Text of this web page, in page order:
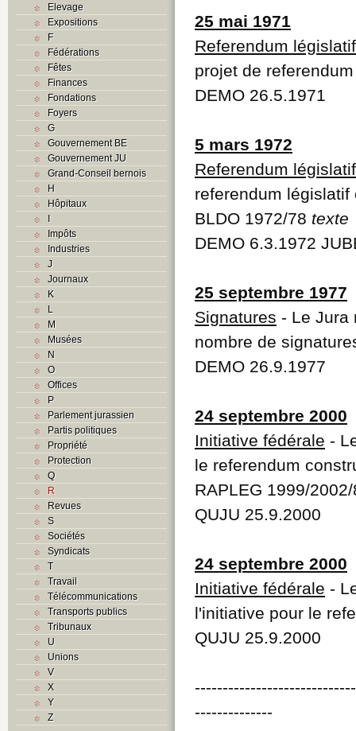
Elevage
Expositions
F
Fédérations
Fêtes
Finances
Fondations
Foyers
G
Gouvernement BE
Gouvernement JU
Grand-Conseil bernois
H
Hôpitaux
I
Impôts
Industries
J
Journaux
K
L
M
Musées
N
O
Offices
P
Parlement jurassien
Partis politiques
Propriété
Protection
Q
R
Revues
S
Sociétés
Syndicats
T
Travail
Télécommunications
Transports publics
Tribunaux
U
Unions
V
X
Y
Z
25 mai 1971
Referendum
projet de
DEMO 26.5.1971
5 mars 1972
Referendum législatif
referendum
BLDO 1972/78 texte
DEMO 6.3.1972
25 septembre 1977
Signatures - Le Jura
nombre de
DEMO 26.9.1977
24 septembre 2000
Initiative fédérale -
le referendum
RAPLEG 1999/
QUJU 25.9.2000
24 septembre 2000
Initiative fédérale -
l'initiative pour le
QUJU 25.9.2000
--------------